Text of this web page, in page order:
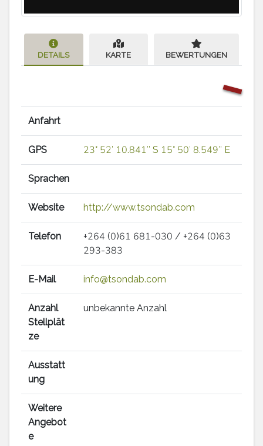
DETAILS KARTE BEWERTUNGEN
Anfahrt
GPS 23° 52′ 10.841″ S 15° 50′ 8.549″ E
Sprachen
Website http://www.tsondab.com
Telefon
+264 (0)61 681-030 / +264 (0)63
293-383
E-Mail info@tsondab.com
Anzahl
Stellplät
ze
unbekannte Anzahl
Ausstatt
ung
Weitere
Angebot
e